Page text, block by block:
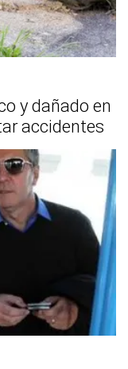
y dañado en
accidentes